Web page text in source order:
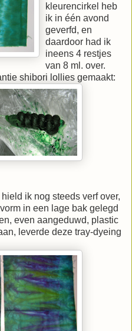
kleurencirkel heb
ik in één avond
geverfd, en
daardoor had ik
ineens 4 restjes
van 8 ml. over.
shibori lollies gemaakt:
ik nog steeds verf over,
in een lage bak gelegd
even aangeduwd, plastic
leverde deze tray-dyeing